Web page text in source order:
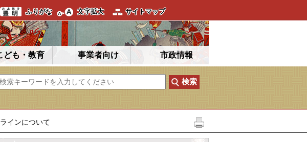
ふりがな 文字拡大 サイトマップ
ども・教育 事業者向け 市政情報
インについて